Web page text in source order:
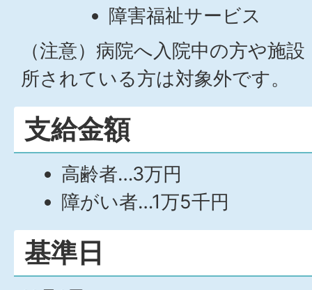
障害福祉サービス
（注意）病院へ入院中の方や施
所されている方は対象外です。
支給金額
高齢者…3万円
障がい者…1万5千円
基準日